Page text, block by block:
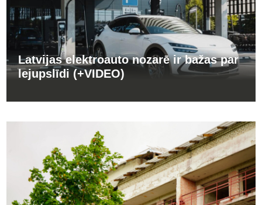
Latvijas elektroauto nozarē ir bažas par
lejupslīdi (+VIDEO)